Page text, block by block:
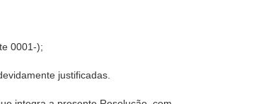
0001-);
justificadas.